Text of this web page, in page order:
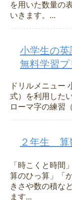
を用いた数量の
いきます。...
小学生の
無料学習プ
ドリルメニュ
式）を利用し
ローマ字の練習
２年生 算
「時こくと時間
算のひっ算」「
きさや数の積な
ます...